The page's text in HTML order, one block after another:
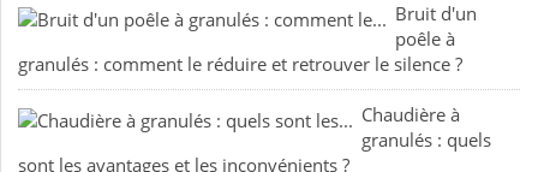
Bruit d'un
poêle à
granulés : comment le réduire et retrouver le silence ?
Chaudière à
granulés : quels
sont les avantages et les inconvénients ?